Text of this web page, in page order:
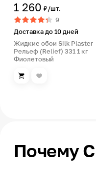
1 260 ₽/шт.
9
Доставка до 10 дней
Жидкие обои Silk Plaster
Рельеф (Relief) 331 1 кг
Фиолетовый
Почему